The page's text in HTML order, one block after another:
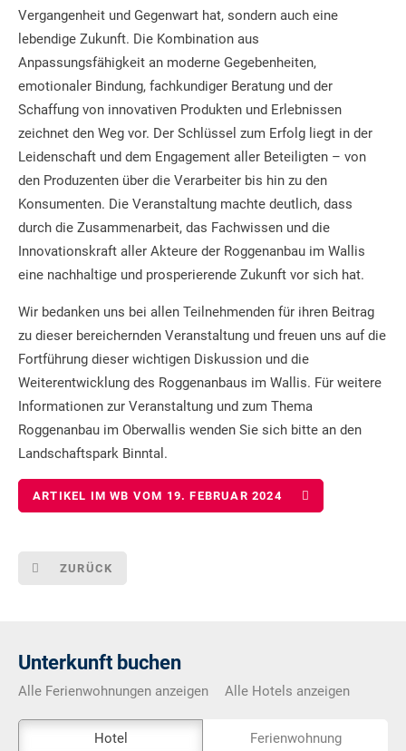
Vergangenheit und Gegenwart hat, sondern auch eine
lebendige Zukunft. Die Kombination aus
Anpassungsfähigkeit an moderne Gegebenheiten,
emotionaler Bindung, fachkundiger Beratung und der
Schaffung von innovativen Produkten und Erlebnissen
zeichnet den Weg vor. Der Schlüssel zum Erfolg liegt in der
Leidenschaft und dem Engagement aller Beteiligten – von
den Produzenten über die Verarbeiter bis hin zu den
Konsumenten. Die Veranstaltung machte deutlich, dass
durch die Zusammenarbeit, das Fachwissen und die
Innovationskraft aller Akteure der Roggenanbau im Wallis
eine nachhaltige und prosperierende Zukunft vor sich hat.
Wir bedanken uns bei allen Teilnehmenden für ihren Beitrag
zu dieser bereichernden Veranstaltung und freuen uns auf die
Fortführung dieser wichtigen Diskussion und die
Weiterentwicklung des Roggenanbaus im Wallis. Für weitere
Informationen zur Veranstaltung und zum Thema
Roggenanbau im Oberwallis wenden Sie sich bitte an den
Landschaftspark Binntal.
ARTIKEL IM WB VOM 19. FEBRUAR 2024
ZURÜCK
Unterkunft buchen
Alle Ferienwohnungen anzeigen Alle Hotels anzeigen
Hotel Ferienwohnung